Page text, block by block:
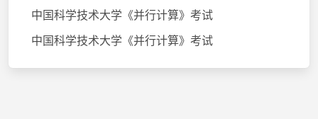
中国科学技术大学《并行计算》考试
中国科学技术大学《并行计算》考试